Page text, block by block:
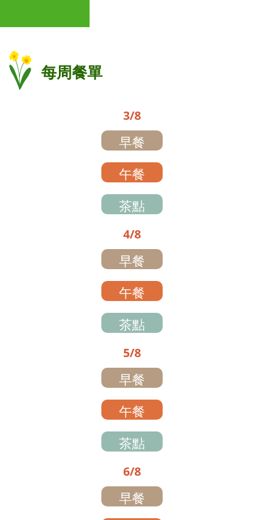
關於本園每周餐單
3/8
早餐
午餐
茶點
4/8
早餐
午餐
茶點
5/8
早餐
午餐
茶點
6/8
早餐